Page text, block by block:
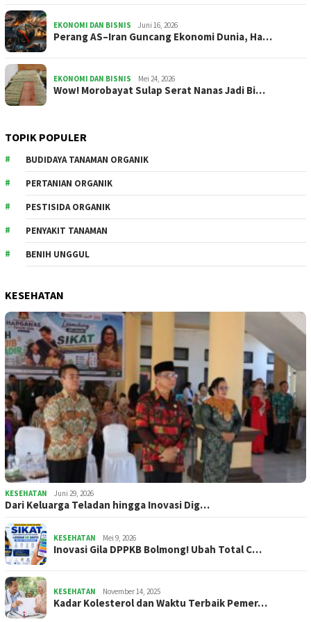
EKONOMI DAN BISNIS Juni 16, 2026
Perang AS–Iran Guncang Ekonomi Dunia, Ha…
EKONOMI DAN BISNIS Mei 24, 2026
Wow! Morobayat Sulap Serat Nanas Jadi Bi…
TOPIK POPULER
BUDIDAYA TANAMAN ORGANIK
PERTANIAN ORGANIK
PESTISIDA ORGANIK
PENYAKIT TANAMAN
BENIH UNGGUL
KESEHATAN
KESEHATAN Juni 29, 2026
Dari Keluarga Teladan hingga Inovasi Dig…
KESEHATAN Mei 9, 2026
Inovasi Gila DPPKB Bolmong! Ubah Total C…
KESEHATAN November 14, 2025
Kadar Kolesterol dan Waktu Terbaik Pemer…